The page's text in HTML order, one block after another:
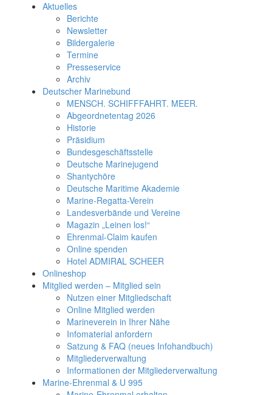
Aktuelles
Berichte
Newsletter
Bildergalerie
Termine
Presseservice
Archiv
Deutscher Marinebund
MENSCH. SCHIFFFAHRT. MEER.
Abgeordnetentag 2026
Historie
Präsidium
Bundesgeschäftsstelle
Deutsche Marinejugend
Shantychöre
Deutsche Maritime Akademie
Marine-Regatta-Verein
Landesverbände und Vereine
Magazin „Leinen los!“
Ehrenmal-Claim kaufen
Online spenden
Hotel ADMIRAL SCHEER
Onlineshop
Mitglied werden – Mitglied sein
Nutzen einer Mitgliedschaft
Online Mitglied werden
Marineverein in Ihrer Nähe
Infomaterial anfordern
Satzung & FAQ (neues Infohandbuch)
Mitgliederverwaltung
Informationen der Mitgliederverwaltung
Marine-Ehrenmal & U 995